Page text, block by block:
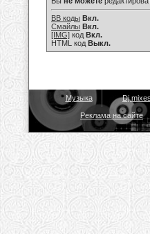
BB коды Вкл.
Смайлы Вкл.
[IMG] код Вкл.
HTML код Выкл.
Музыка Dj mixes
Реклама на сайте